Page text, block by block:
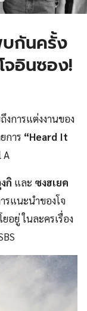
กันครั้ง
จอินซอง!
การแต่งงานของ
การ “Heard It
A
กิ และ ซงฮเยค
รแนะนำของโจ
อยู่ ในละครเรื่อง